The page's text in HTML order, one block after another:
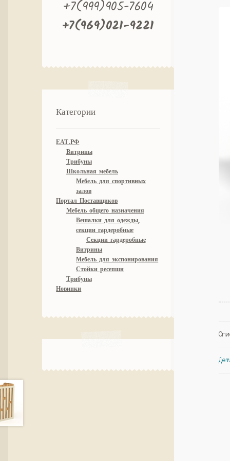
+7(999)905-7604
+7(969)021-9221
Категории
ЕАТ.РФ
Витрины
Трибуны
Школьная мебель
Мебель для спортивных
залов
Портал Поставщиков
Мебель общего назначения
Вешалки для одежды,
секции гардеробные
Секции гардеробные
Витрины
Мебель для экспонирования
Стойки ресепшн
Трибуны
Новинки